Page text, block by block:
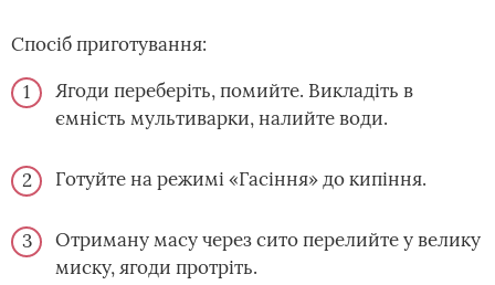
Спосіб приготування:
Ягоди переберіть, помийте. Викладіть в
ємність мультиварки, налийте води.
Готуйте на режимі «Гасіння» до кипіння.
Отриману масу через сито перелийте у велику
миску, ягоди протріть.